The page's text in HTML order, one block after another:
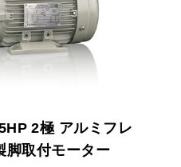
2極 アルミフレ
脚取付モーター